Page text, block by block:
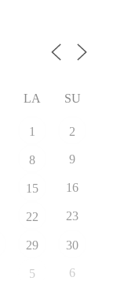
LA SU
1 2
8
9
15 16
22 23
29 30
5 6